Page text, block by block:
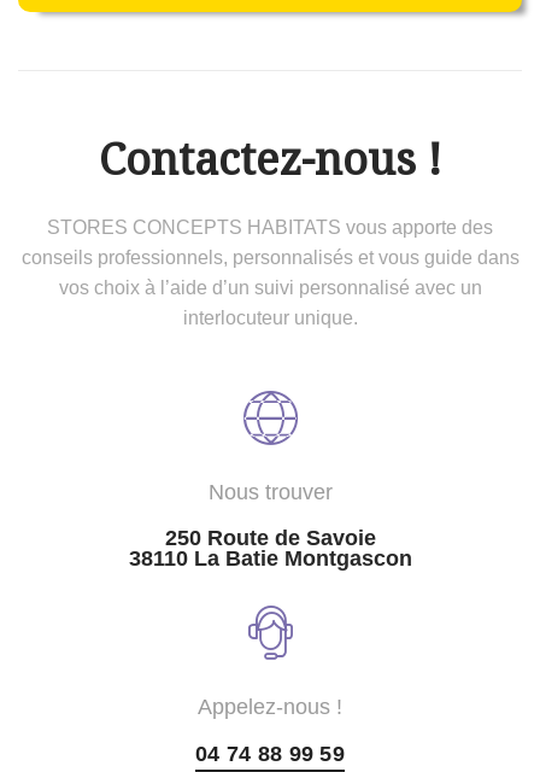
Contactez-nous !
STORES CONCEPTS HABITATS vous apporte des
conseils professionnels, personnalisés et vous guide dans
vos choix à l’aide d’un suivi personnalisé avec un
interlocuteur unique.
Nous trouver
250 Route de Savoie
38110 La Batie Montgascon
Appelez-nous !
04 74 88 99 59